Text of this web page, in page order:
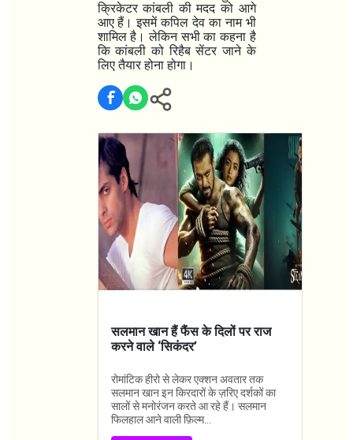
क्रिकेटर कांबली की मदद को आगे
आए हैं। इसमें कपिल देव का नाम भी
शामिल है। लेकिन सभी का कहना है
कि कांबली को रिहैब सेंटर जाने के
लिए तैयार होना होगा।
सलमान खान हैं फैंस के दिलों पर राज
करने वाले ‘सिकंदर’
रोमांटिक हीरो से लेकर एक्शन अवतार तक
सलमान खान इन किरदारों के ज़रिए दर्शकों का
सालों से मनोरंजन करते आ रहे हैं। सलमान
फिलहाल आने वाली फ़िल्म...